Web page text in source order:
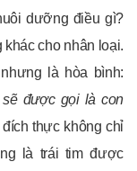
dưỡng điều gì?
cho nhân loại.
là hòa bình:
sẽ được gọi là con
thực không chỉ
là trái tim được